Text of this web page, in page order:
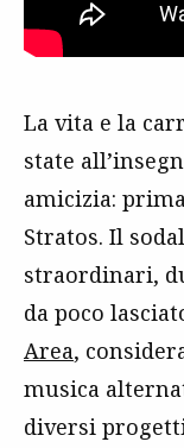
La vita e la
state
amicizia:
Stratos. Il
straordinari,
da poco
Area,
musica
diversi